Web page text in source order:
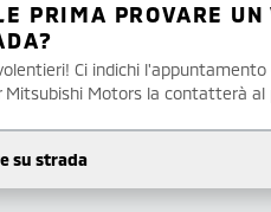
PRIMA PROVARE UN
Ci indichi
Mitsubishi Motors la contatterà al
su strada